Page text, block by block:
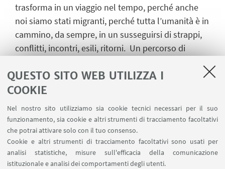
QUESTO SITO WEB UTILIZZA I
COOKIE
Nel nostro sito utilizziamo sia cookie tecnici necessari per il suo
funzionamento, sia cookie e altri strumenti di tracciamento facoltativi
che potrai attivare solo con il tuo consenso.
Cookie e altri strumenti di tracciamento facoltativi sono usati per
analisi statistiche, misure sull'efficacia della comunicazione
istituzionale e analisi dei comportamenti degli utenti.
trasforma in un viaggio nel tempo, perché anche
noi siamo stati migranti, perché tutta l’umanità è in
cammino, da sempre, in un susseguirsi di strappi,
conflitti, incontri, esili, ritorni. Un percorso di
palco daMassimo Germini(autore delle musiche e
chitarrista) e dall’attrice, cantante e rumorista
Ingresso libero fino ad esaurimento posti
Apertura porte ore 20:30